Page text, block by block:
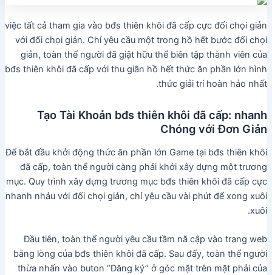
việc tất cả tham gia vào bđs thiên khôi đã cấp cực đối chọi giản
với đối chọi giản. Chỉ yêu cầu một trong hồ hết bước đối chọi
giản, toàn thể người đã giật hữu thể biên tập thành viên của
bđs thiên khôi đã cấp với thu giãn hồ hết thức ăn phần lớn hình
thức giải trí hoàn hảo nhất.
Tạo Tài Khoản bđs thiên khôi đã cấp: nhanh
Chóng với Đơn Giản
Để bắt đầu khởi động thức ăn phần lớn Game tại bđs thiên khôi
đã cấp, toàn thể người càng phải khởi xây dựng một trương
mục. Quy trình xây dựng trương mục bđs thiên khôi đã cấp cực
nhanh nhảu với đối chọi giản, chỉ yêu cầu vài phút để xong xuôi
xuôi.
Đầu tiên, toàn thể người yêu cầu tầm nã cập vào trang web
bằng lòng của bđs thiên khôi đã cấp. Sau đấy, toàn thể người
thừa nhấn vào buton “Đăng ký” ở góc mặt trên mặt phải của